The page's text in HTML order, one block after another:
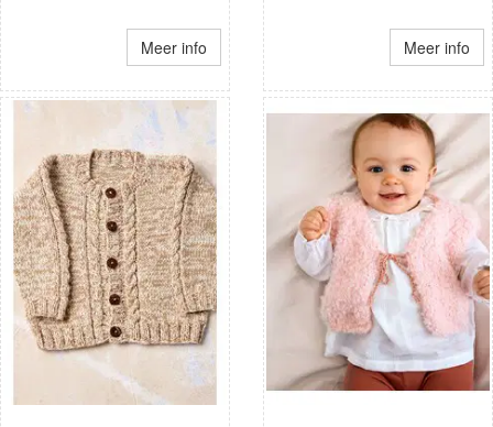
Meer info Meer info